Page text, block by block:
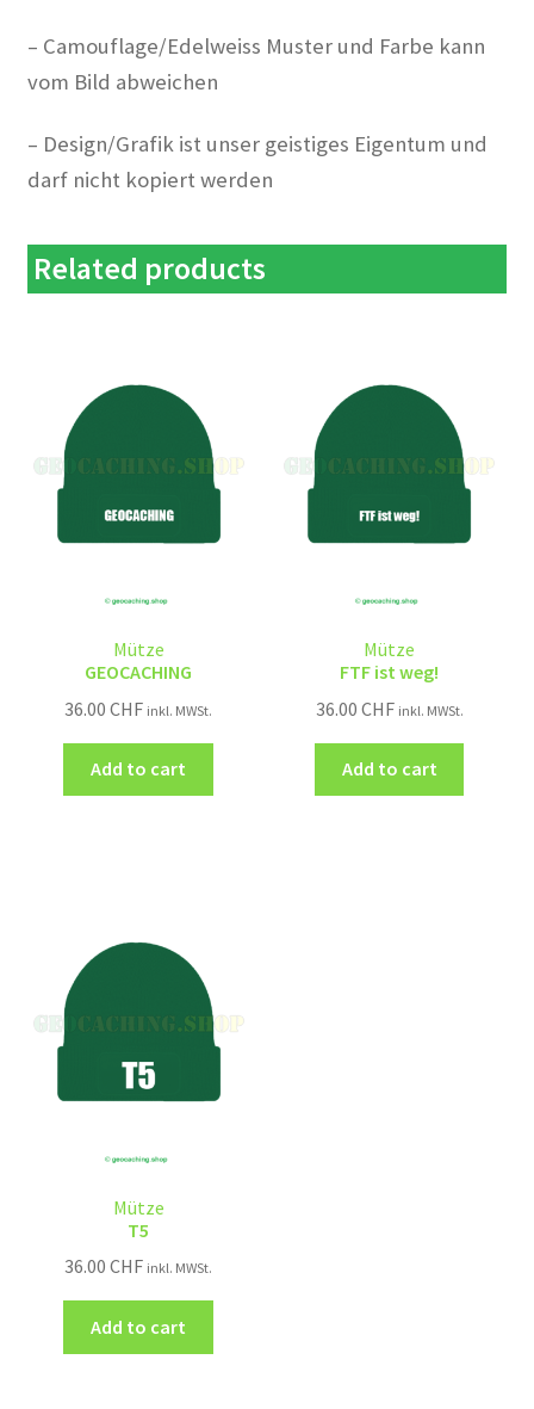
– Camouflage/Edelweiss Muster und Farbe kann
vom Bild abweichen
– Design/Grafik ist unser geistiges Eigentum und
darf nicht kopiert werden
Related products
Mütze
GEOCACHING
36.00CHF inkl. MWSt.
Add to cart
Mütze
FTF ist weg!
36.00 CHF inkl. MWSt.
Add to cart
Mütze
T5
36.00CHF inkl. MWSt.
Add to cart